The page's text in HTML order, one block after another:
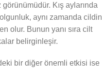
Kış aylarında
aynı zamanda cildin
olur. Bunun yanı sıra cilt
belirginleşir.
bir diğer önemli etkisi ise